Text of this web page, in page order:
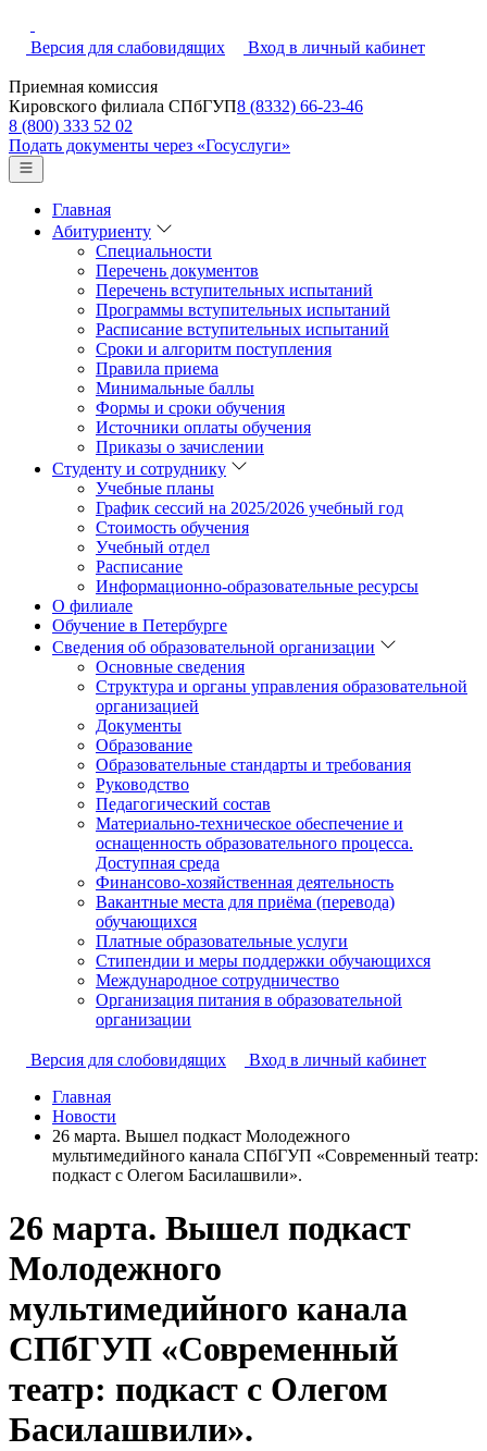
Версия для слабовидящих Вход в личный кабинет
Приемная комиссия
Кировского филиала СПбГУП8 (8332) 66-23-46
8 (800) 333 52 02
Подать документы через «Госуслуги»
Главная
Абитуриенту
Специальности
Перечень документов
Перечень вступительных испытаний
Программы вступительных испытаний
Расписание вступительных испытаний
Сроки и алгоритм поступления
Правила приема
Минимальные баллы
Формы и сроки обучения
Источники оплаты обучения
Приказы о зачислении
Студенту и сотруднику
Учебные планы
График сессий на 2025/2026 учебный год
Стоимость обучения
Учебный отдел
Расписание
Информационно-образовательные ресурсы
О филиале
Обучение в Петербурге
Сведения об образовательной организации
Основные сведения
Структура и органы управления образовательной
организацией
Документы
Образование
Образовательные стандарты и требования
Руководство
Педагогический состав
Материально-техническое обеспечение и
оснащенность образовательного процесса.
Доступная среда
Финансово-хозяйственная деятельность
Вакантные места для приёма (перевода)
обучающихся
Платные образовательные услуги
Стипендии и меры поддержки обучающихся
Международное сотрудничество
Организация питания в образовательной
организации
Версия для слобовидящих
Вход в личный кабинет
Главная
Новости
26 марта. Вышел подкаст Молодежного
мультимедийного канала СПбГУП «Современный театр:
подкаст с Олегом Басилашвили».
26 марта. Вышел подкаст
Молодежного
мультимедийного канала
СПбГУП «Современный
театр: подкаст с Олегом
Басилашвили».